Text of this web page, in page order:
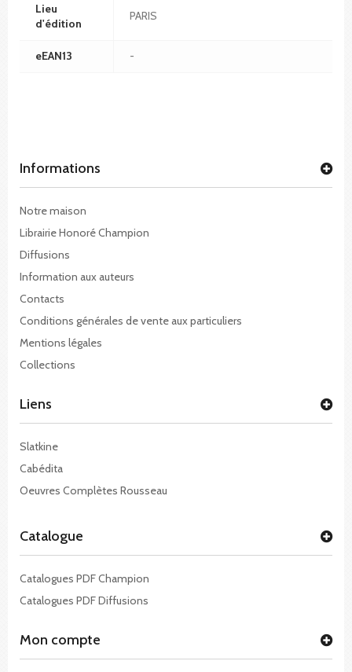
Lieu
d'édition
PARIS
eEAN13 -
Informations
Notre maison
Librairie Honoré Champion
Diffusions
Information aux auteurs
Contacts
Conditions générales de vente aux particuliers
Mentions légales
Collections
Liens
Slatkine
Cabédita
Oeuvres Complètes Rousseau
Catalogue
Catalogues PDF Champion
Catalogues PDF Diffusions
Mon compte